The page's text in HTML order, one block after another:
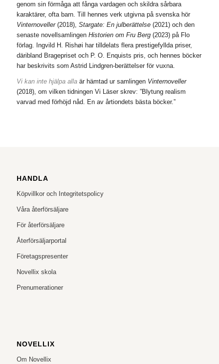
genom sin förmåga att fånga vardagen och skildra sårbara
karaktärer, ofta barn. Till hennes verk utgivna på svenska hör
Vinternoveller(2018), Stargate: En julberättelse(2021) och den
senaste novellsamlingen Historien om Fru Berg(2023) på Flo
förlag. Ingvild H. Rishøi har tilldelats flera prestigefyllda priser,
däribland Bragepriset och P. O. Enquists pris, och hennes böcker
har beskrivits som Astrid Lindgren-berättelser för vuxna.
Vi kan inte hjälpa allaär hämtad ur samlingen Vinternoveller
(2018), om vilken tidningen Vi Läser skrev: ”Blytung realism
varvad med förhöjd nåd. En av årtiondets bästa böcker.”
HANDLA
Köpvillkor och Integritetspolicy
Våra återförsäljare
För återförsäljare
Återförsäljarportal
Företagspresenter
Novellix skola
Prenumerationer
NOVELLIX
Om Novellix